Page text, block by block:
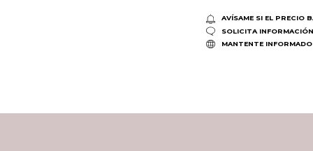
AVÍSAME SI EL PRECIO
SOLICITA INFORMACIÓN
MANTENTE INFORMADO